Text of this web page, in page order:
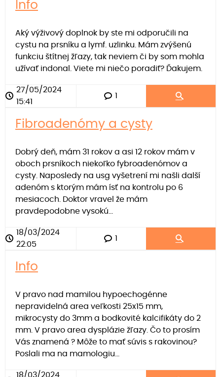
Info
Aký výživový doplnok by ste mi odporučili na
cystu na prsníku a lymf. uzlinku. Mám zvýšenú
funkciu štítnej žľazy, tak neviem či by som mohla
užívať indonal. Viete mi niečo poradiť? Ďakujem.
27/05/2024
15:41
1
Fibroadenómy a cysty
Dobrý deň, mám 31 rokov a asi 12 rokov mám v
oboch prsníkoch niekoľko fybroadenómov a
cysty. Naposledy na usg vyšetrení mi našli další
adenóm s ktorým mám ísť na kontrolu po 6
mesiacoch. Doktor vravel že mám
pravdepodobne vysokú...
18/03/2024
22:05
1
Info
V pravo nad mamilou hypoechogénne
nepravidelná area veľkosti 25x15 mm,
mikrocysty do 3mm a bodkovité kalcifikáty do 2
mm. V pravo area dysplázie žľazy. Čo to prosím
Vás znamená ? Môže to mať súvis s rakovinou?
Poslali ma na mamologiu...
18/03/2024